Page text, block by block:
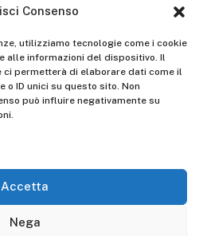
Consenso
utilizziamo tecnologie come i cookie
alle informazioni del dispositivo. Il
permetterà di elaborare dati come il
o ID unici su questo sito. Non
può influire negativamente su
Accetta
Nega
professionale ref. AL040 -
mm 900.
montata,